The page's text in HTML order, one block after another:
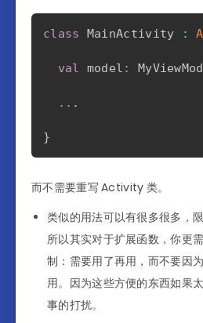
class MainActivity :
val model :
.. .
}
而不需要重写 Activity 类。
类似的用法可以有很多很多，
所以其实对于扩展函数，你更
制：需要用了再用，而不要因
用。因为这些方便的东西如果
事的打扰。